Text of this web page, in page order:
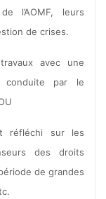
l’AOMF, leurs
de crises.
avec une
conduite par le
réfléchi sur les
des droits
de grandes